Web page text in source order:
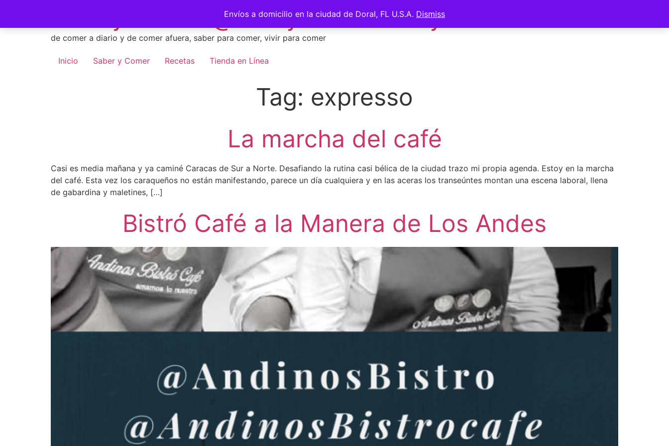
Envíos a domicilio en la ciudad de Doral, FL U.S.A. Dismiss
content
Saber y Comer - @saberycomer #saberycomer
de comer a diario y de comer afuera, saber para comer, vivir para comer
Inicio Saber y Comer Recetas Tienda en Línea
Tag: expresso
La marcha del café
Casi es media mañana y ya caminé Caracas de Sur a Norte. Desafiando la rutina casi bélica de la ciudad trazo mi propia agenda. Estoy en la marcha
del café. Esta vez los caraqueños no están manifestando, parece un día cualquiera y en las aceras los transeúntes montan una escena laboral, llena
de gabardina y maletines, […]
Bistró Café a la Manera de Los Andes